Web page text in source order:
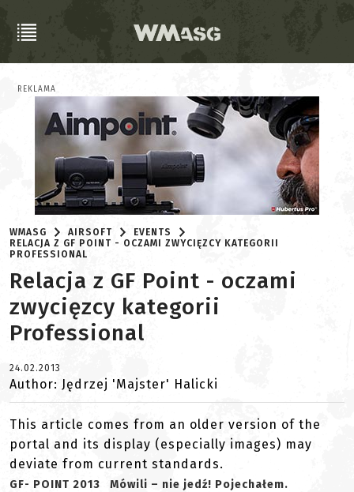
REKLAMA
WMASG AIRSOFT
EVENTS
RELACJA Z GF POINT - OCZAMI ZWYCIĘZCY KATEGORII
PROFESSIONAL
Relacja z GF Point - oczami
zwycięzcy kategorii
Professional
24.02.2013
Author: Jędrzej 'Majster' Halicki
This article comes from an older version of the
portal and its display (especially images) may
deviate from current standards.
GF- POINT 2013 Mówili – nie jedź! Pojechałem.